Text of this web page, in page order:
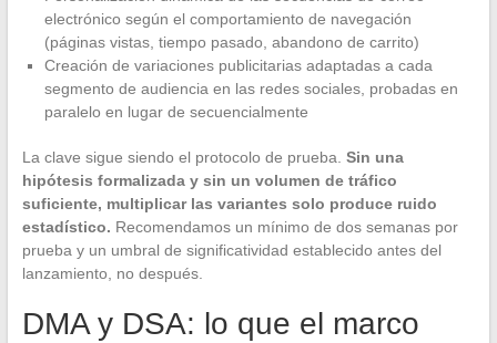
electrónico según el comportamiento de navegación
(páginas vistas, tiempo pasado, abandono de carrito)
Creación de variaciones publicitarias adaptadas a cada
segmento de audiencia en las redes sociales, probadas en
paralelo en lugar de secuencialmente
La clave sigue siendo el protocolo de prueba. Sin una
hipótesis formalizada y sin un volumen de tráfico
suficiente, multiplicar las variantes solo produce ruido
estadístico. Recomendamos un mínimo de dos semanas por
prueba y un umbral de significatividad establecido antes del
lanzamiento, no después.
DMA y DSA: lo que el marco